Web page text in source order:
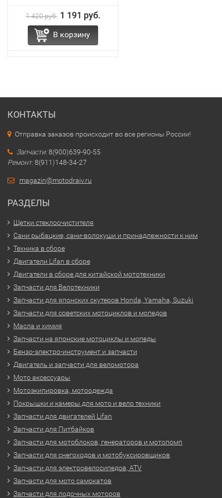
1 420 руб. 1 191 руб.
В корзину
КОНТАКТЫ
Отправка заказов происходит во все регионы России!
Запчасти:8(900)639-90-55
Ремонт:8(911)148-34-27
magazin@motodraiv.ru
РАЗДЕЛЫ
Щетки стеклоочистителя
Сани рыбацкие, сани-волокуши и принадлежности к ним
Техника в сборе
Двигатели Lifan в сборе
Двигатели в сборе для китайской мототехники
Запчасти для Велотехники
Запчасти для японских скутеров Honda, Yamaha, Suzuki
Запчасти для советских мотоциклов и мопедов
Масла и химия
Запчасти на японские мотоциклы и мопеды
Бензо-электро-инструмент и запчасти
Двигатель и запчасти для веломотора
Мото аксессуары
Мотоэкипировка, мотоодежда
Покрышки и камеры для мото и вело техники
Запчасти для двигателей Lifan
Запчасти для Питбайков
Запчасти для мотоблоков, генераторов и мотопомп
Запчасти для снегоходов и мотобуксировщиков
Запчасти для электровелосипедов, ATV
Запчасти для мото самокатов
Запчасти для лодочных моторов